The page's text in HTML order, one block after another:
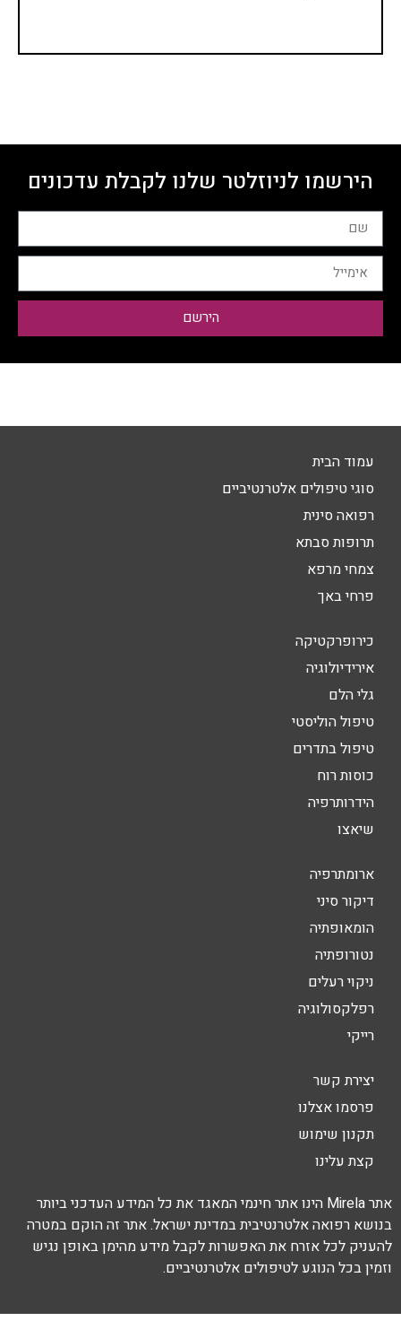
הירשמו לניוזלטר שלנו לקבלת עדכונים
הירשם
עמוד הבית
סוגי טיפולים אלטרנטיביים
רפואה סינית
תרופות סבתא
צמחי מרפא
פרחי באך
כירופרקטיקה
אירידיולוגיה
גלי הלם
טיפול הוליסטי
טיפול בתדרים
כוסות רוח
הידרותרפיה
שיאצו
ארומתרפיה
דיקור סיני
הומאופתיה
נטורופתיה
ניקוי רעלים
רפלקסולוגיה
רייקי
יצירת קשר
פרסמו אצלנו
תקנון שימוש
קצת עלינו
אתר Mirela הינו אתר חינמי המאגד את כל המידע העדכני ביותר
בנושא רפואה אלטרנטיבית במדינת ישראל. אתר זה הוקם במטרה
להעניק לכל אזרח את האפשרות לקבל מידע מהימן באופן נגיש
וזמין בכל הנוגע לטיפולים אלטרנטיביים.